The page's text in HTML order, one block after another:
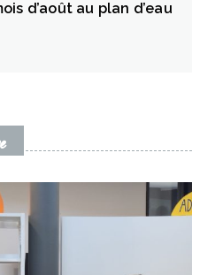
d’août au plan d’eau